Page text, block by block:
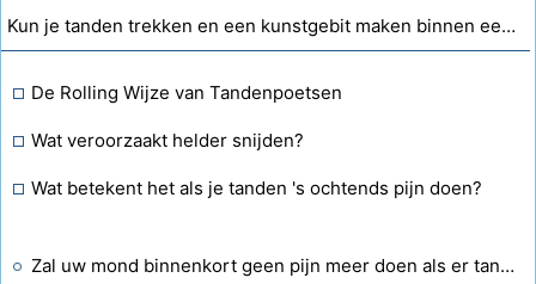
Kun je tanden trekken en een kunstgebit maken binnen een tijdsbestek van 24 uur?
De Rolling Wijze van Tandenpoetsen
Wat veroorzaakt helder snijden?
Wat betekent het als je tanden 's ochtends pijn doen?
Zal uw mond binnenkort geen pijn meer doen als er tanden worden getrokken bij de tandarts?